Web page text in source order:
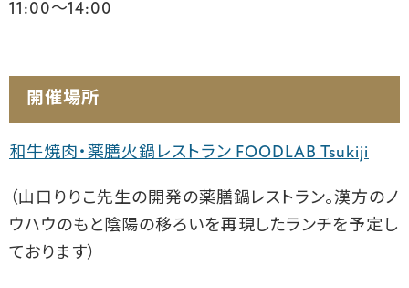
11:00～14:00
開催場所
和牛焼肉・薬膳火鍋レストラン FOODLAB Tsukiji
（山口りりこ先生の開発の薬膳鍋レストラン。漢方のノ
ウハウのもと陰陽の移ろいを再現したランチを予定し
ております）